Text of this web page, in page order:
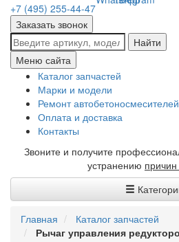
+7 (495) 255-44-47
Заказать звонок
Найти
Меню сайта
Каталог запчастей
Марки и модели
Ремонт автобетоносмесителей
Оплата и доставка
Контакты
Звоните и получите
устранению
Главная
Каталог запчастей
Рычаг управления